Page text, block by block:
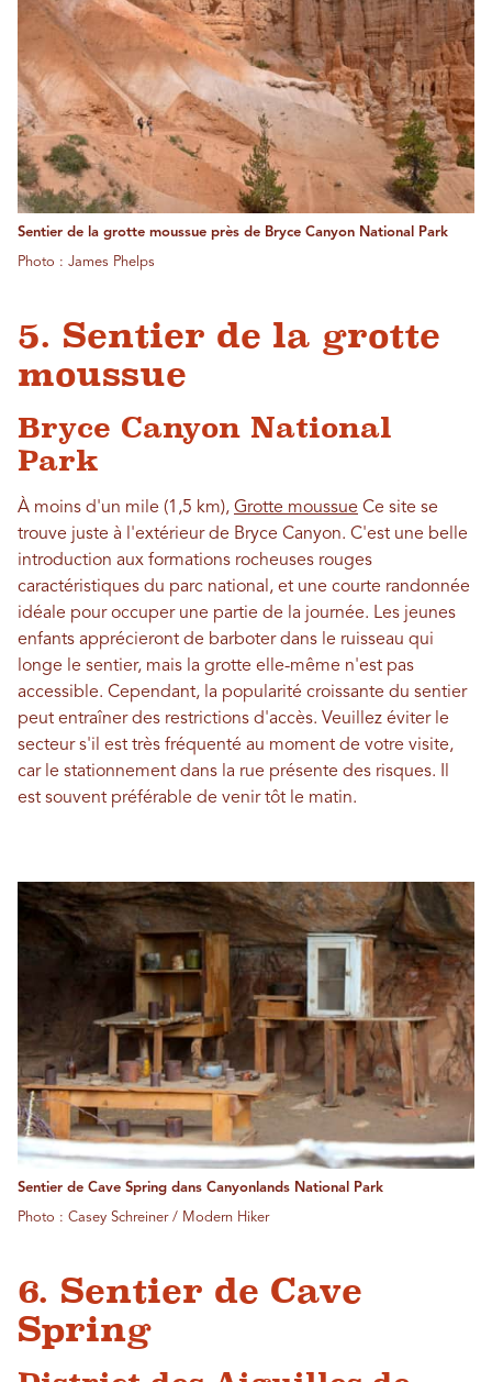
Sentier de la grotte moussue près de Bryce Canyon National Park
Photo : James Phelps
5. Sentier de la grotte
moussue
Bryce Canyon National
Park
À moins d'un mile (1,5 km), Grotte moussue Ce site se
trouve juste à l'extérieur de Bryce Canyon. C'est une belle
introduction aux formations rocheuses rouges
caractéristiques du parc national, et une courte randonnée
idéale pour occuper une partie de la journée. Les jeunes
enfants apprécieront de barboter dans le ruisseau qui
longe le sentier, mais la grotte elle-même n'est pas
accessible. Cependant, la popularité croissante du sentier
peut entraîner des restrictions d'accès. Veuillez éviter le
secteur s'il est très fréquenté au moment de votre visite,
car le stationnement dans la rue présente des risques. Il
est souvent préférable de venir tôt le matin.
Sentier de Cave Spring dans Canyonlands National Park
Photo : Casey Schreiner / Modern Hiker
6. Sentier de Cave
Spring